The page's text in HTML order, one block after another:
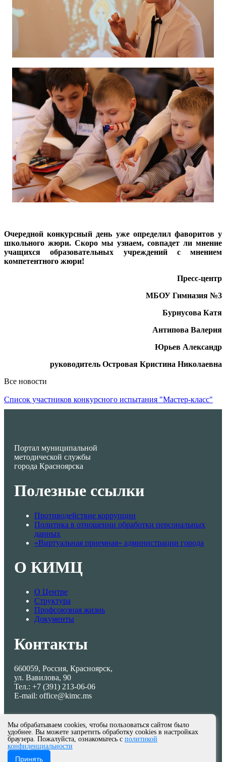
Очередной конкурсный день уже определил фаворитов у
школьного жюри. Скоро мы узнаем, совпадет ли мнение
учащихся образовательных учреждений с мнением
компетентного жюри!
Пресс-центр
МБОУ Гимназия №3
Бурнусова Катя
Антипова Валерия
Юрьев Александр
руководитель Островая Кристина Николаевна
Все новости
Список участников конкурсного испытания "Мастер-класс"
Портал муниципальной
методической службы
города Красноярска
Полезные ссылки
Противодействие коррупции
Политика в отношении обработки персональных
данных
«Виртуальная приемная» администрации города
О КИМЦ
О Центре
Структура
Профсоюзная жизнь
Документы
Контакты
660059, Россия, Красноярск,
ул. Вавилова, 90
Тел.: +7 (391) 213-06-06
E-mail: office@kimc.ms
© МКУ КИМЦ 2013-2026
Мы обрабатываем cookies, чтобы пользоваться сайтом было
удобнее. Вы можете запретить обработку cookies в настройках
браузера. Пожалуйста, ознакомьтесь с политикой
конфиденциальности
Принять